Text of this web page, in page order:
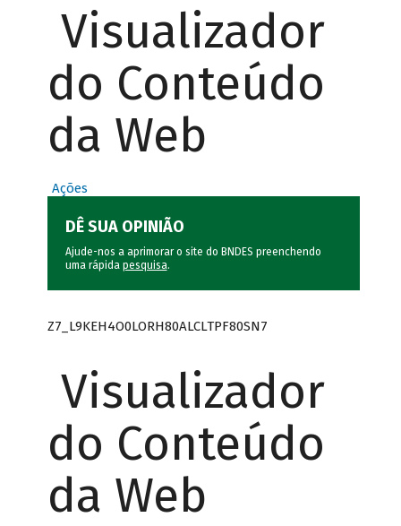
Visualizador
do Conteúdo
da Web
Ações
DÊ SUA OPINIÃO
Ajude-nos a aprimorar o site do BNDES preenchendo
uma rápida pesquisa.
Z7_L9KEH4O0LORH80ALCLTPF80SN7
Visualizador
do Conteúdo
da Web